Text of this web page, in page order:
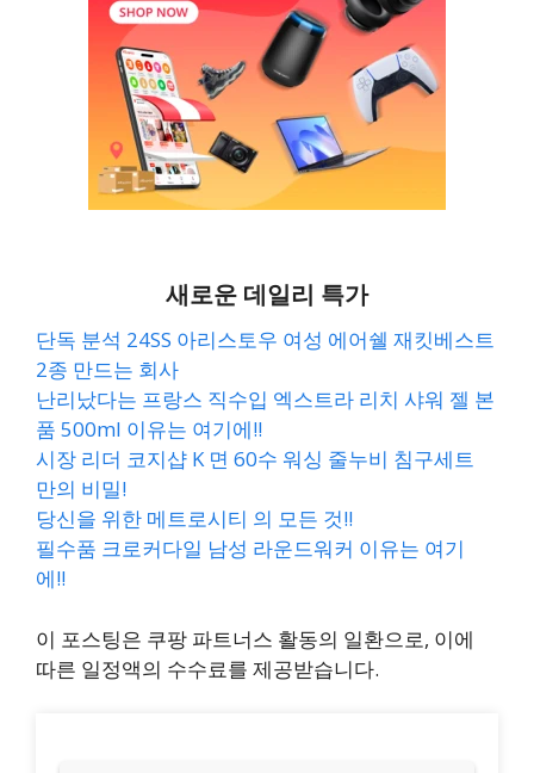
새로운 데일리 특가
단독 분석 24SS 아리스토우 여성 에어쉘 재킷베스트
2종 만드는 회사
난리났다는 프랑스 직수입 엑스트라 리치 샤워 젤 본
품 500ml 이유는 여기에!!
시장 리더 코지샵 K 면 60수 워싱 줄누비 침구세트
만의 비밀!
당신을 위한 메트로시티 의 모든 것!!
필수품 크로커다일 남성 라운드워커 이유는 여기
에!!
이 포스팅은 쿠팡 파트너스 활동의 일환으로, 이에
따른 일정액의 수수료를 제공받습니다.